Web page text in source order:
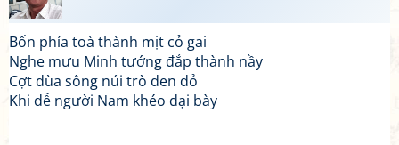
Bốn phía toà thành mịt cỏ gai
Nghe mưu Minh tướng đắp thành nầy
Cợt đùa sông núi trò đen đỏ
Khi dễ người Nam khéo dại bày